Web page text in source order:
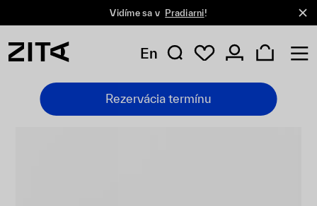
Vidíme sa v Pradiarni!
En
Rezervácia termínu